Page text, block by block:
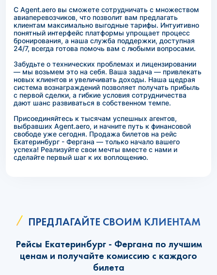
С Agent.aero вы сможете сотрудничать с множеством
авиаперевозчиков, что позволит вам предлагать
клиентам максимально выгодные тарифы. Интуитивно
понятный интерфейс платформы упрощает процесс
бронирования, а наша служба поддержки, доступная
24/7, всегда готова помочь вам с любыми вопросами.
Забудьте о технических проблемах и лицензировании
— мы возьмем это на себя. Ваша задача — привлекать
новых клиентов и увеличивать доходы. Наша щедрая
система вознаграждений позволяет получать прибыль
с первой сделки, а гибкие условия сотрудничества
дают шанс развиваться в собственном темпе.
Присоединяйтесь к тысячам успешных агентов,
выбравших Agent.aero, и начните путь к финансовой
свободе уже сегодня. Продажа билетов на рейс
Екатеринбург - Фергана — только начало вашего
успеха! Реализуйте свои мечты вместе с нами и
сделайте первый шаг к их воплощению.
ПРЕДЛАГАЙТЕ СВОИМ КЛИЕНТАМ
Рейсы Екатеринбург - Фергана по лучшим
ценам и получайте комиссию с каждого
билета